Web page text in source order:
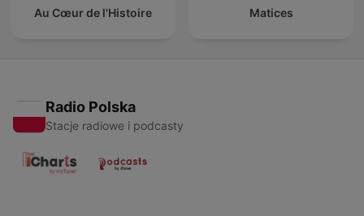
Au Cœur de l'Histoire Matices
Radio Polska
Stacje radiowe i podcasty